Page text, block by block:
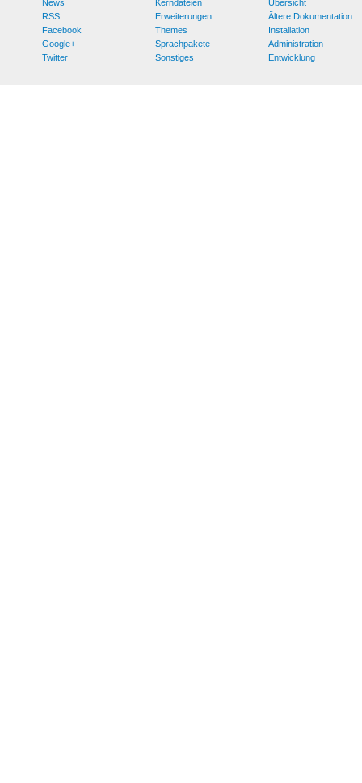
News
RSS
Facebook
Google+
Twitter
Kerndateien
Erweiterungen
Themes
Sprachpakete
Sonstiges
Übersicht
Ältere Dokumentation
Installation
Administration
Entwicklung